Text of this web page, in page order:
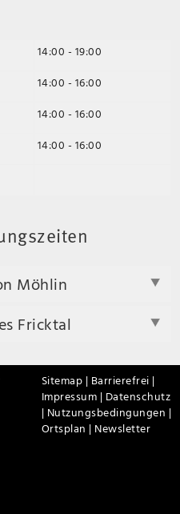
14:00 - 19:00
14:00 - 16:00
14:00 - 16:00
14:00 - 16:00
Möhlin
Fricktal
Sitemap | Barrierefrei |
Impressum | Datenschutz
| Nutzungsbedingungen |
Ortsplan | Newsletter